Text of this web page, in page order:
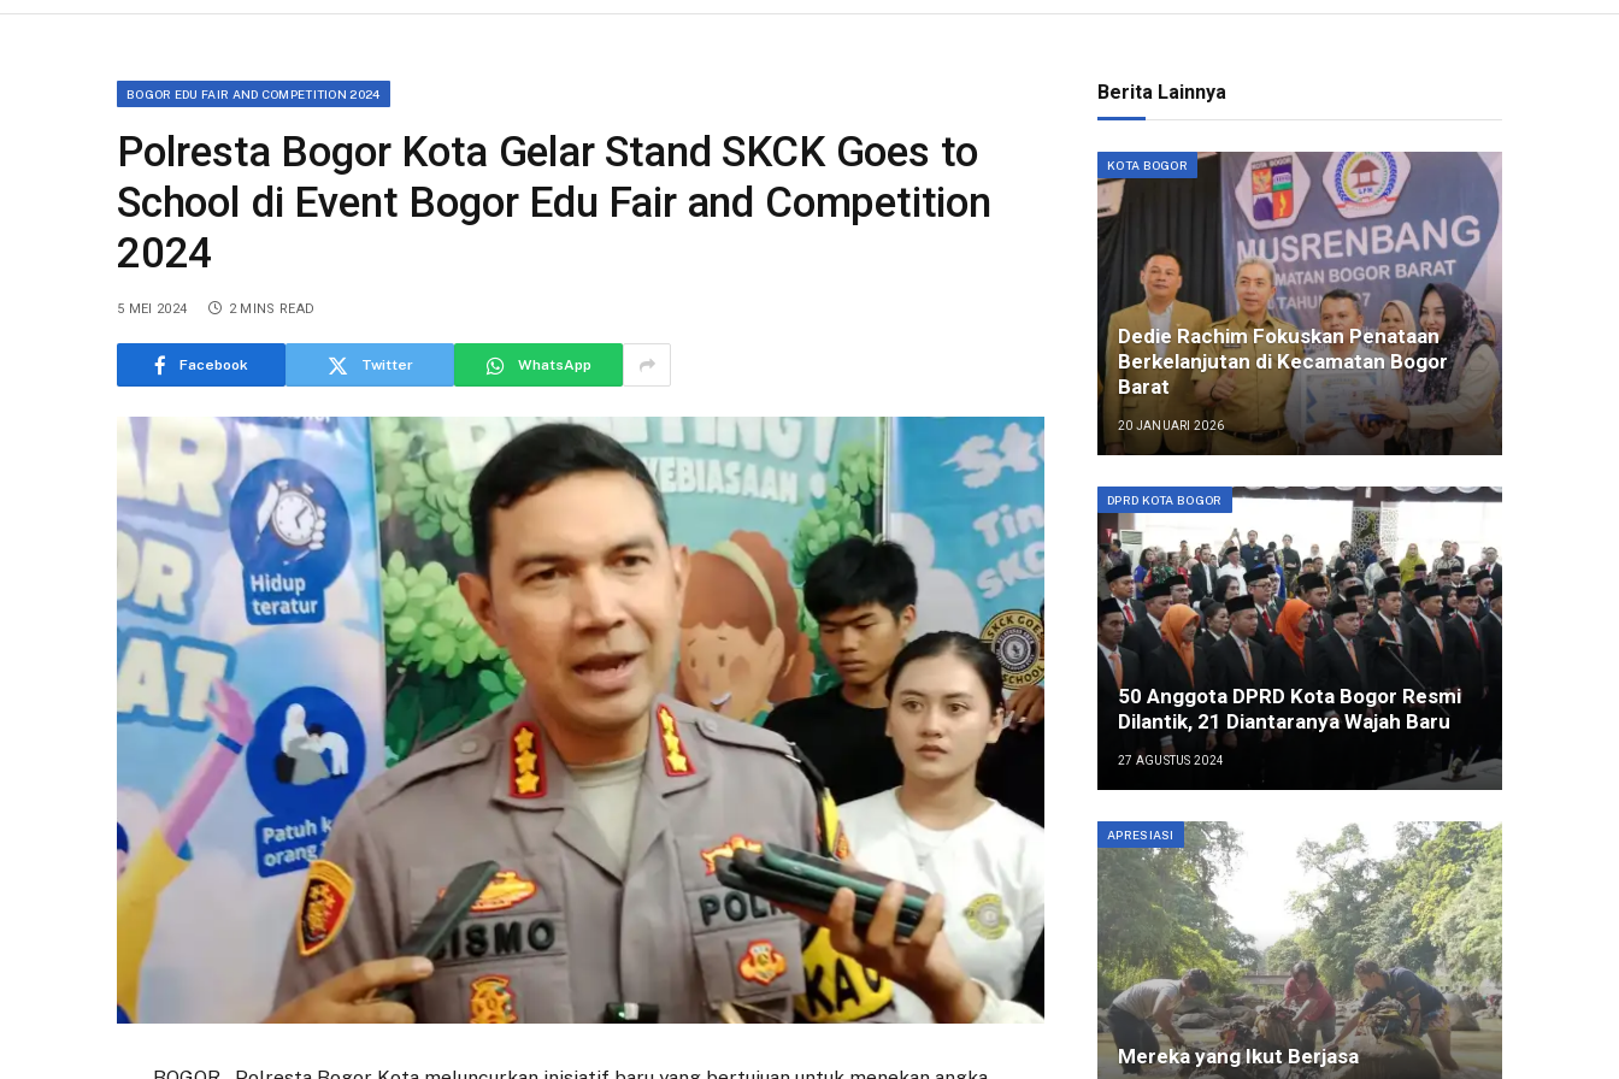
BOGOR EDU FAIR AND COMPETITION 2024
Polresta Bogor Kota Gelar Stand SKCK Goes to
School di Event Bogor Edu Fair and Competition
2024
5 MEI 2024 2 MINS READ
Facebook Twitter WhatsApp
Berita Lainnya
KOTA BOGOR
Dedie Rachim Fokuskan Penataan
Berkelanjutan di Kecamatan Bogor
Barat
20 JANUARI 2026
DPRD KOTA BOGOR
50 Anggota DPRD Kota Bogor Resmi
Dilantik, 21 Diantaranya Wajah Baru
27 AGUSTUS 2024
APRESIASI
Mereka yang Ikut Berjasa